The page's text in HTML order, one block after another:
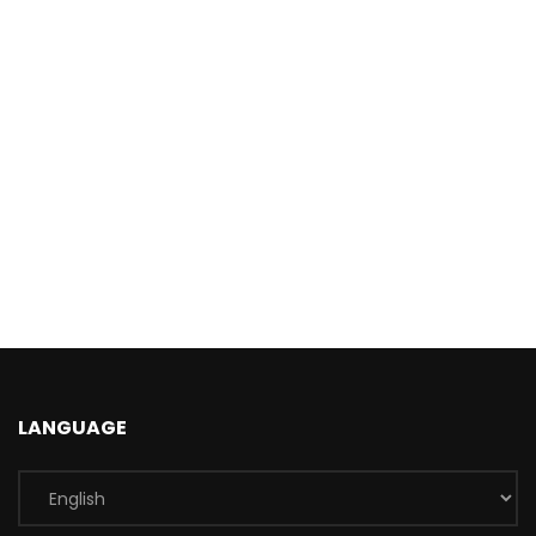
LANGUAGE